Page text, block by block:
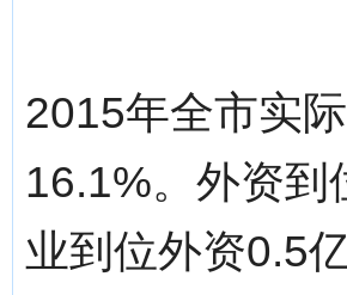
2015年全市实
16.1%。外资到
业到位外资0.5